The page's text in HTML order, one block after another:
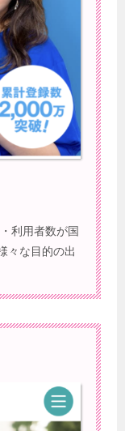
利用者数が国
々な目的の出